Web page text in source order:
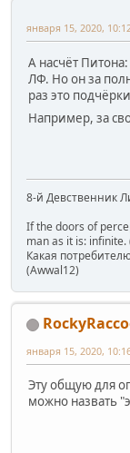
января 15, 2020,
А насчёт
ЛФ. Но он за
раз это
Например, за
8-й Девственник
If the doors of
man as it is: infinite.
Какая
(Awwal12)
января 15, 2020,
Эту общую для
можно назвать